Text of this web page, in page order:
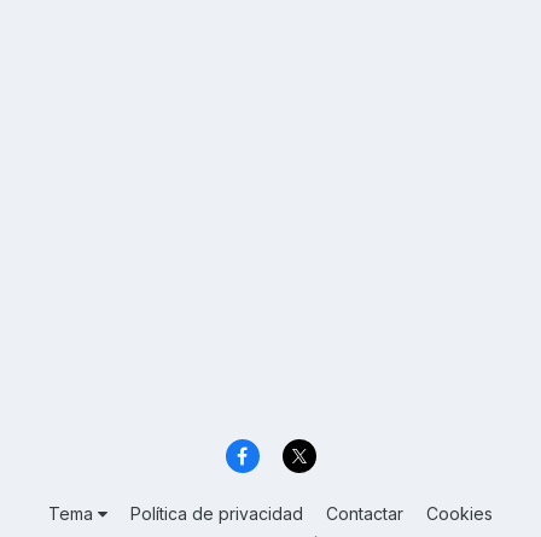
Tema Política de privacidad Contactar Cookies